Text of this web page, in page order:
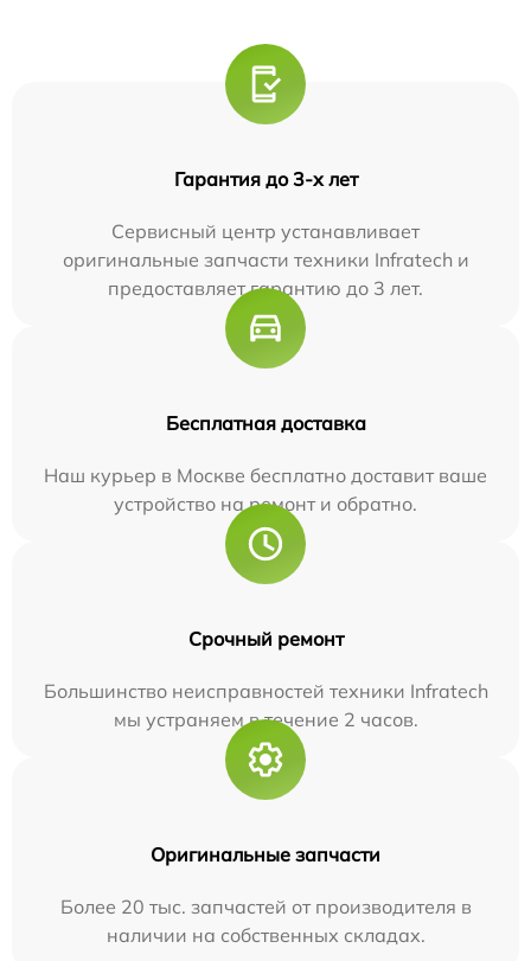
Гарантия до 3-х лет
Сервисный центр устанавливает
оригинальные запчасти техники Infratech и
предоставляет гарантию до 3 лет.
Бесплатная доставка
Наш курьер в Москве бесплатно доставит ваше
устройство на ремонт и обратно.
Срочный ремонт
Большинство неисправностей техники Infratech
мы устраняем в течение 2 часов.
Оригинальные запчасти
Более 20 тыс. запчастей от производителя в
наличии на собственных складах.